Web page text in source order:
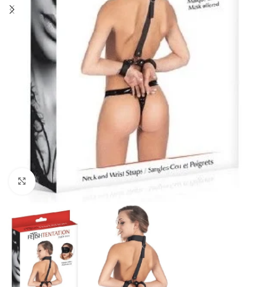
Click to enlarge